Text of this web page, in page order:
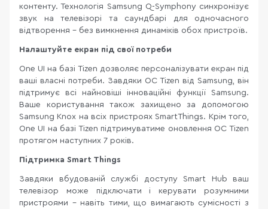
контенту. Технологія Samsung Q-Symphony синхронізує
звук на телевізорі та саундбарі для одночасного
відтворення – без вимкнення динаміків обох пристроїв.
Налаштуйте екран під свої потреби
One UI на базі Tizen дозволяє персоналізувати екран під
ваші власні потреби. Завдяки ОС Tizen від Samsung, він
підтримує всі найновіші інноваційні функції Samsung.
Ваше користування також захищено за допомогою
Samsung Knox на всіх пристроях SmartThings. Крім того,
One UI на базі Tizen підтримуватиме оновлення ОС Tizen
протягом наступних 7 років.
Підтримка Smart Things
Завдяки вбудованій службі доступу Smart Hub ваш
телевізор може підключати і керувати розумними
пристроями – навіть тими, що вимагають сумісності з